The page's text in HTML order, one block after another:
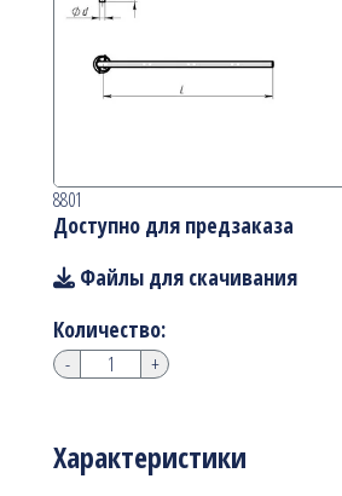
Характеристики
8801
Доступно для предзаказа
Файлы для скачивания
Количество:
- +